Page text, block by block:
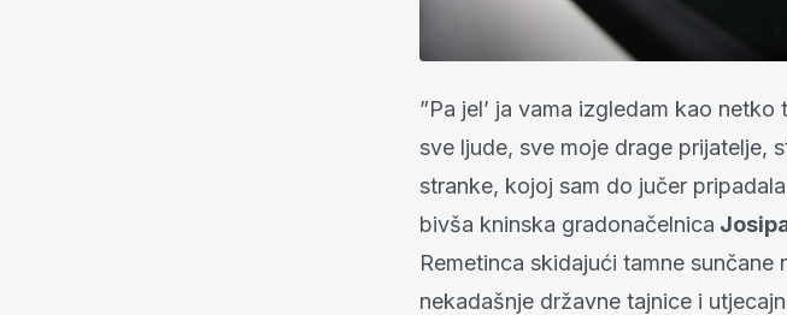
”Pa jel’ ja vama izgledam kao
sve ljude, sve moje drage prijatelje,
stranke, kojoj sam do jučer
bivša kninska gradonačelnica
Remetinca skidajući tamne
nekadašnje državne tajnice i